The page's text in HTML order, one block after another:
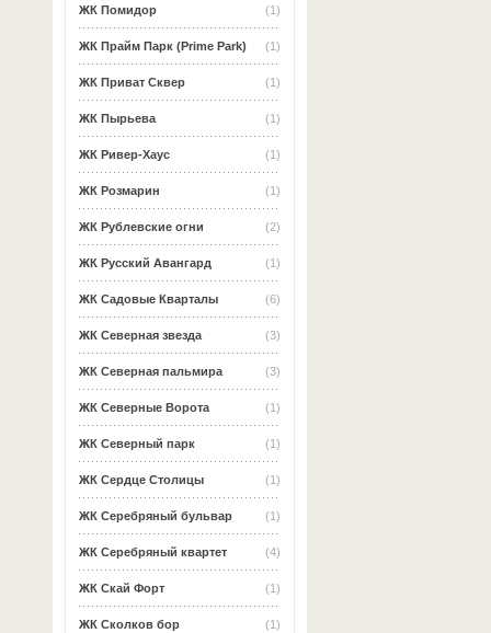
(1)
ЖК Помидор
(1)
ЖК Прайм Парк (Prime Park)
(1)
ЖК Приват Сквер
(1)
ЖК Пырьева
(1)
ЖК Ривер-Хаус
(1)
ЖК Розмарин
(2)
ЖК Рублевские огни
(1)
ЖК Русский Авангард
(6)
ЖК Садовые Кварталы
(3)
ЖК Северная звезда
(3)
ЖК Северная пальмира
(1)
ЖК Северные Ворота
(1)
ЖК Северный парк
(1)
ЖК Сердце Столицы
(1)
ЖК Серебряный бульвар
(4)
ЖК Серебряный квартет
(1)
ЖК Скай Форт
(1)
ЖК Сколков бор